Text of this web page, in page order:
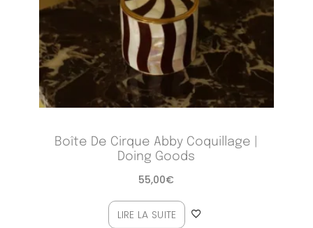
Boîte De Cirque Abby Coquillage |
Doing Goods
55,00€
LIRE LA SUITE